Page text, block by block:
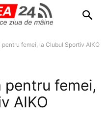
femei, la Clubul Sportiv AIKO
femei,
AIKO